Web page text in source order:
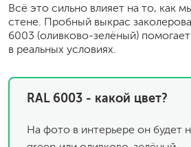
Всё это сильно влияет на то, как
стене. Пробный выкрас
6003 (оливково-зелёный)
в реальных условиях.
RAL 6003 - какой цвет?
На фото в интерьере он будет